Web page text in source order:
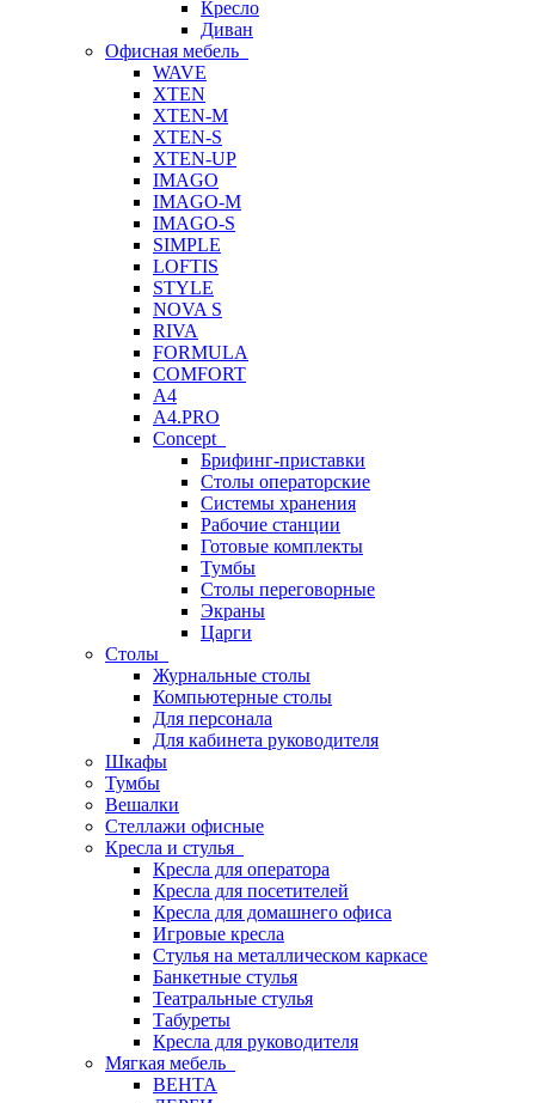
Кресло
Диван
Офисная мебель
WAVE
XTEN
XTEN-M
XTEN-S
XTEN-UP
IMAGO
IMAGO-M
IMAGO-S
SIMPLE
LOFTIS
STYLE
NOVA S
RIVA
FORMULA
COMFORT
A4
A4.PRO
Concept
Брифинг-приставки
Столы операторские
Системы хранения
Рабочие станции
Готовые комплекты
Тумбы
Столы переговорные
Экраны
Царги
Столы
Журнальные столы
Компьютерные столы
Для персонала
Для кабинета руководителя
Шкафы
Тумбы
Вешалки
Стеллажи офисные
Кресла и стулья
Кресла для оператора
Кресла для посетителей
Кресла для домашнего офиса
Игровые кресла
Стулья на металлическом каркасе
Банкетные стулья
Театральные стулья
Табуреты
Кресла для руководителя
Мягкая мебель
ВЕНТА